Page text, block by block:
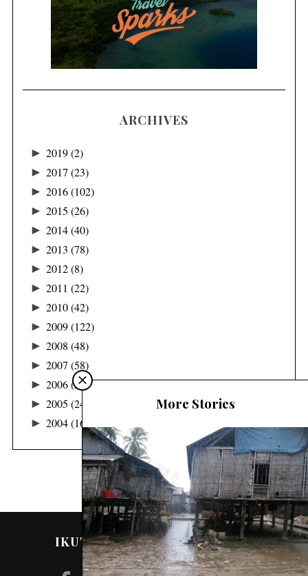
ARCHIVES
► 2019(2)
► 2017 (23)
► 2016(102)
► 2015 (26)
► 2014(40)
► 2013 (78)
► 2012(8)
► 2011 (22)
► 2010(42)
► 2009(122)
► 2008 (48)
► 2007 (58)
► 2006(36)
► 2005 (24)
► 2004(16)
More Stories
IKUTI SAYA DI MEDIA SOSIAL!